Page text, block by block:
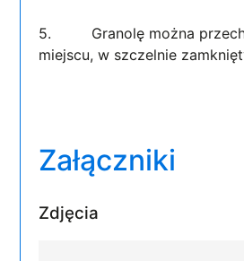
5. Granolę można
miejscu, w szczelnie
Załączniki
Zdjęcia